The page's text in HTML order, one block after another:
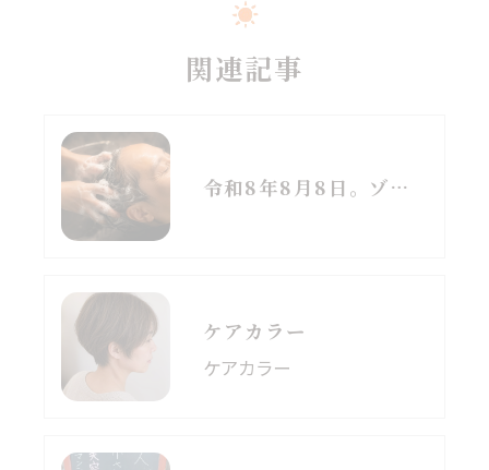
関連記事
令和8年8月8日。ゾロ目の日と立秋、季節の変わり目に思うこと
ケアカラー
ケアカラー